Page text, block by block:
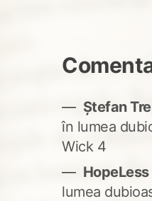
Ștefan
în lumea
Wick 4
HopeLess
lumea